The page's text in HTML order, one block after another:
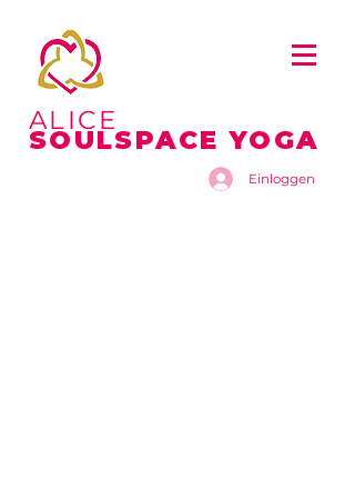
ALICE
SOULSPACE YOGA
Einloggen